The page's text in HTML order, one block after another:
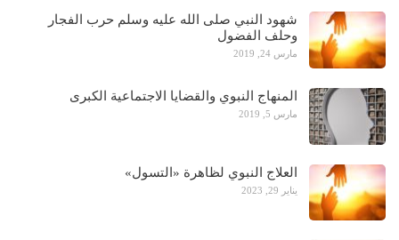
شهود النبي صلى الله عليه وسلم حرب الفجار
وحلف الفضول
مارس 24, 2019
المنهاج النبوي والقضايا الاجتماعية الكبرى
مارس 5, 2019
العلاج النبوي لظاهرة «التسول»
يناير 29, 2023